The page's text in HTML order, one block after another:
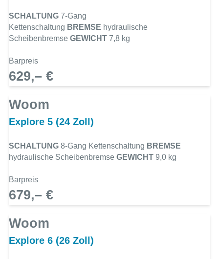
SCHALTUNG 7-Gang
Kettenschaltung BREMSE hydraulische
Scheibenbremse GEWICHT 7,8 kg
Barpreis
629,– €
Woom
Explore 5 (24 Zoll)
SCHALTUNG 8-Gang Kettenschaltung BREMSE
hydraulische Scheibenbremse GEWICHT 9,0 kg
Barpreis
679,– €
Woom
Explore 6 (26 Zoll)